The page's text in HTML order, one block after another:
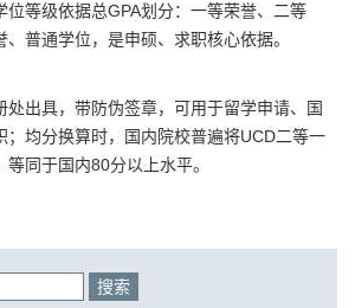
位等级依据总GPA划分：一等荣誉、二等
普通学位，是申硕、求职核心依据。
处出具，带防伪签章，可用于留学申请、国
；均分换算时，国内院校普遍将UCD二等一
同于国内80分以上水平。